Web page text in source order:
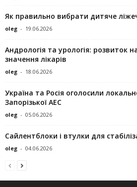
Як правильно вибрати дитяче
oleg - 19.06.2026
Андрологія та урологія: розвиток
значення лікарів
oleg - 18.06.2026
Україна та Росія оголосили
Запорізької АЕС
oleg - 05.06.2026
Сайлентблоки і втулки для
oleg - 04.06.2026